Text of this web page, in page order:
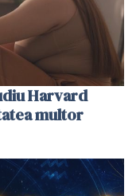
Harvard
multor